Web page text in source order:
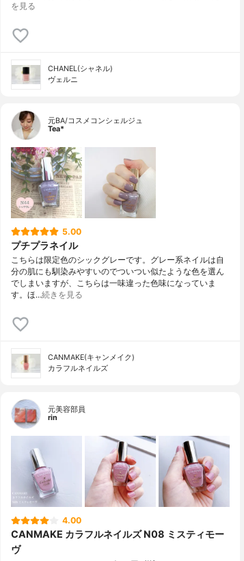
を見る
CHANEL(シャネル)
ヴェルニ
元BA/コスメコンシェルジュ
Tea*
5.00
プチプラネイル
こちらは限定色のシックグレーです。グレー系ネイルは自
分の肌にも馴染みやすいのでついつい似たような色を選ん
でしまいますが、こちらは一味違った色味になっていま
す。ほ…続きを見る
CANMAKE(キャンメイク)
カラフルネイルズ
元美容部員
rin
4.00
CANMAKE カラフルネイルズ N08 ミスティモー
ヴ